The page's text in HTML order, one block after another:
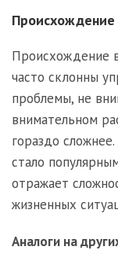
Происхождение
Происхождение
часто склонны
проблемы, не
внимательном
гораздо
стало
отражает
жизненных
Аналоги на